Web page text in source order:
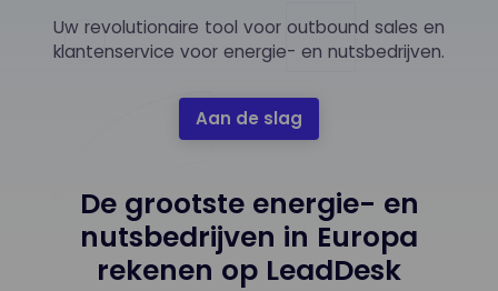
Uw revolutionaire tool voor outbound sales en
klantenservice voor energie- en nutsbedrijven.
Aan de slag
De grootste energie- en
nutsbedrijven in Europa
rekenen op LeadDesk